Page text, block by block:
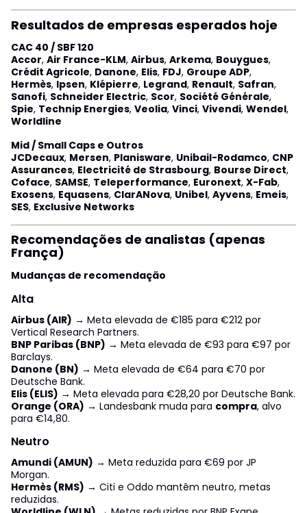
Resultados de empresas esperados hoje
CAC 40 / SBF 120
Accor, Air France-KLM, Airbus, Arkema, Bouygues,
Crédit Agricole, Danone, Elis, FDJ, Groupe ADP,
Hermès, Ipsen, Klépierre, Legrand, Renault, Safran,
Sanofi, Schneider Electric, Scor, Société Générale,
Spie, Technip Energies, Veolia, Vinci, Vivendi, Wendel,
Worldline
Mid / Small Caps e Outros
JCDecaux, Mersen, Planisware, Unibail-Rodamco, CNP
Assurances, Electricité de Strasbourg, Bourse Direct,
Coface, SAMSE, Teleperformance, Euronext, X-Fab,
Exosens, Equasens, ClarANova, Unibel, Ayvens, Emeis,
SES, Exclusive Networks
Recomendações de analistas (apenas
França)
Mudanças de recomendação
Alta
Airbus (AIR) → Meta elevada de €185 para €212 por
Vertical Research Partners.
BNP Paribas (BNP) → Meta elevada de €93 para €97 por
Barclays.
Danone (BN) → Meta elevada de €64 para €70 por
Deutsche Bank.
Elis (ELIS) → Meta elevada para €28,20 por Deutsche Bank.
Orange (ORA) → Landesbank muda para compra, alvo
para €14,80.
Neutro
Amundi (AMUN) → Meta reduzida para €69 por JP
Morgan.
Hermès (RMS) → Citi e Oddo mantêm neutro, metas
reduzidas.